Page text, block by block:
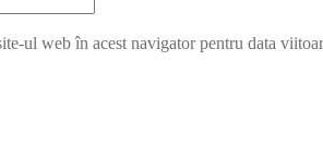
ul web în acest navigator pentru data